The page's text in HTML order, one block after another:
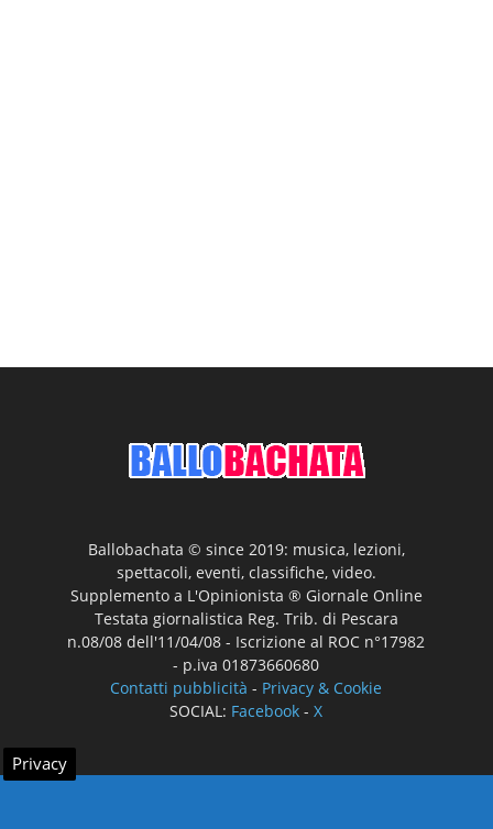
Ballobachata © since 2019: musica, lezioni,
spettacoli, eventi, classifiche, video.
Supplemento a L'Opinionista ® Giornale Online
Testata giornalistica Reg. Trib. di Pescara
n.08/08 dell'11/04/08 - Iscrizione al ROC n°17982
- p.iva 01873660680
Contatti pubblicità - Privacy & Cookie
SOCIAL: Facebook -X
Privacy